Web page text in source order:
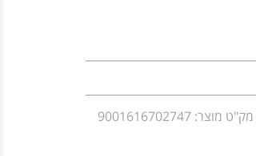
מק"ט מוצר: 9001616702747